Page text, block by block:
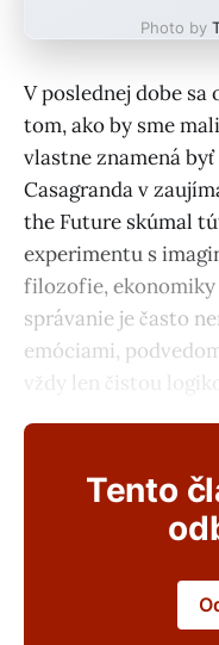
Photo by
V poslednej dobe
tom, ako by sme
vlastne znamená
Casagranda v
the Future skúmal
experimentu s
filozofie, ekonomiky
správanie je často
emóciami,
vždy len čistou
Tento